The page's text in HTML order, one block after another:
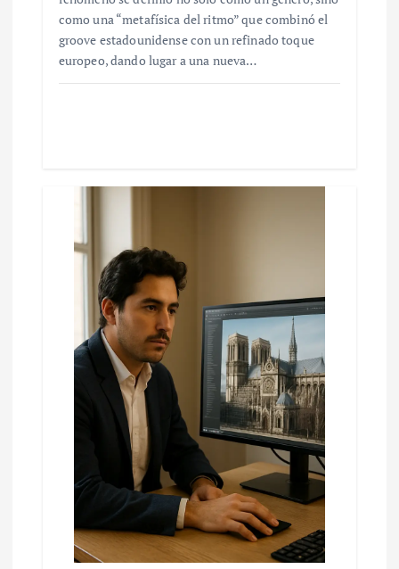
como una “metafísica del ritmo” que combinó el
groove estadounidense con un refinado toque
europeo, dando lugar a una nueva…